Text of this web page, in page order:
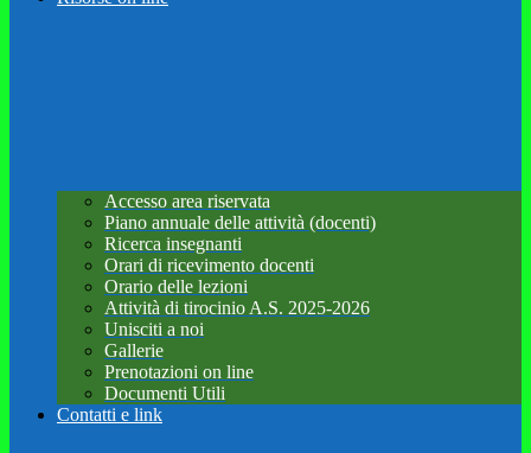
Accesso area riservata
Piano annuale delle attività (docenti)
Ricerca insegnanti
Orari di ricevimento docenti
Orario delle lezioni
Attività di tirocinio A.S. 2025-2026
Unisciti a noi
Gallerie
Prenotazioni on line
Documenti Utili
Contatti e link